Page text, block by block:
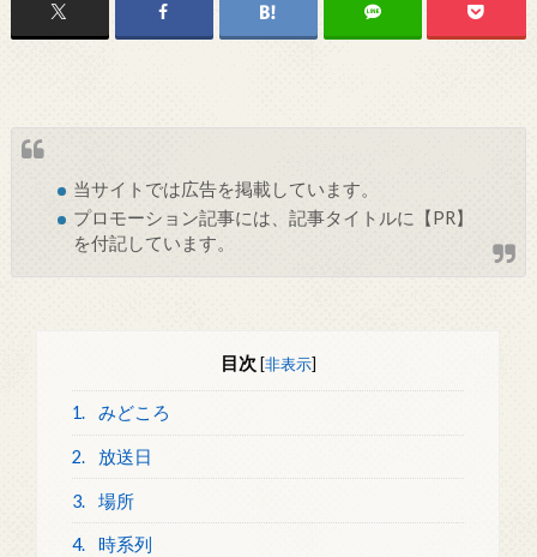
当サイトでは広告を掲載しています。
プロモーション記事には、記事タイトルに【PR】
を付記しています。
目次 [非表示]
1. みどころ
2. 放送日
3. 場所
4. 時系列